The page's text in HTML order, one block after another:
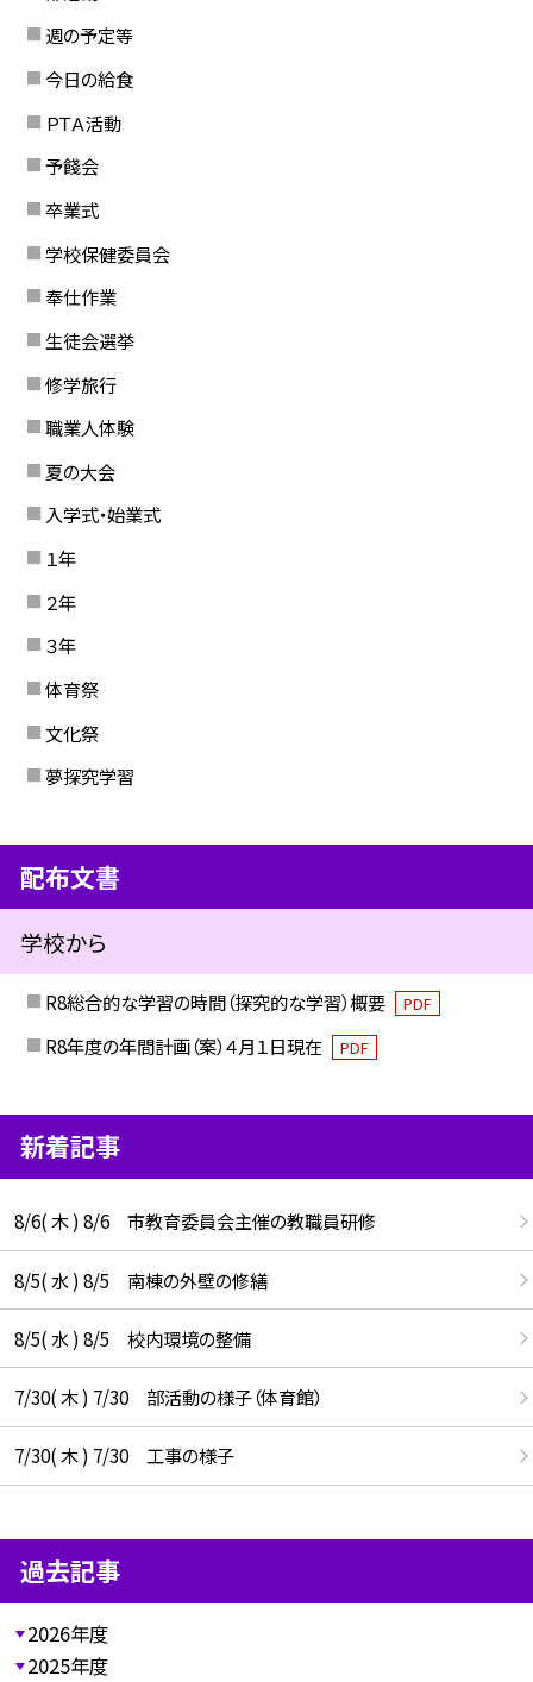
週の予定等
今日の給食
ＰＴＡ活動
予餞会
卒業式
学校保健委員会
奉仕作業
生徒会選挙
修学旅行
職業人体験
夏の大会
入学式・始業式
１年
２年
３年
体育祭
文化祭
夢探究学習
配布文書
学校から
R8総合的な学習の時間（探究的な学習）概要 PDF
R8年度の年間計画（案）４月１日現在 PDF
新着記事
8/6( 木 ) 8/6 市教育委員会主催の教職員研修
8/5( 水 ) 8/5 南棟の外壁の修繕
8/5( 水 ) 8/5 校内環境の整備
7/30( 木 ) 7/30 部活動の様子（体育館）
7/30( 木 ) 7/30 工事の様子
過去記事
2026年度
2025年度